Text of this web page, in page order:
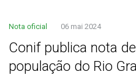
Nota oficial 06 mai 2024
Conif publica nota
população do Rio